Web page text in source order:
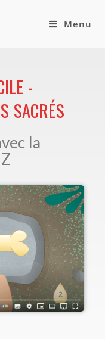
Menu
-
SACRÉS
la